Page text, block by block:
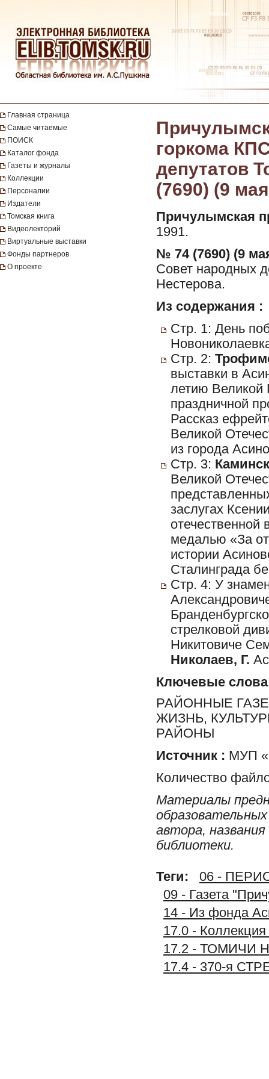
Главная страница
Самые читаемые
ПОИСК
Каталог фонда
Газеты и журналы
Коллекции
Персоналии
Издатели
Томская книга
Видеолекторий
Виртуальные выставки
Фонды партнеров
О проекте
горкома
депутатов
(7690) (9
Причулымская
1991.
№ 74 (7690) (9
Совет народных
Нестерова.
Из содержания :
Стр. 1: День
Стр. 2:
выставки в
летию
праздничной
Рассказ
Великой
из города
Стр. 3:
Великой
заслугах
медалью «За
истории
Сталинграда
Стр. 4: У
стрелковой
Никитовиче
Николаев, Г.
Ключевые слова
РАЙОННЫЕ
ЖИЗНЬ,
РАЙОНЫ
Источник : МУП
Количество
Материалы
автора,
библиотеки.
Теги:
06 -
09 - Газета
14 - Из фонда
17.0 -
17.2 - ТОМИЧИ
17.4 - 370-я